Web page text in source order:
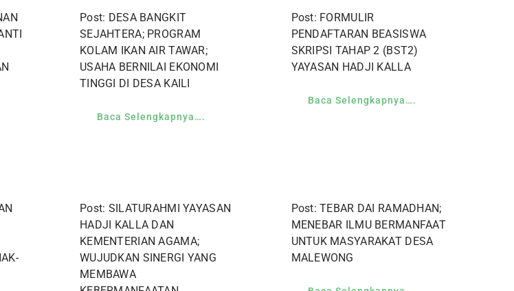
Post: DESA BANGKIT
SEJAHTERA; PROGRAM
KOLAM IKAN AIR TAWAR;
USAHA BERNILAI EKONOMI
TINGGI DI DESA KAILI
Baca Selengkapnya….
Post: FORMULIR
PENDAFTARAN BEASISWA
SKRIPSI TAHAP 2 (BST2)
YAYASAN HADJI KALLA
Baca Selengkapnya….
Post: SILATURAHMI YAYASAN
HADJI KALLA DAN
KEMENTERIAN AGAMA;
WUJUDKAN SINERGI YANG
MEMBAWA
Post: TEBAR DAI RAMADHAN;
MENEBAR ILMU BERMANFAAT
UNTUK MASYARAKAT DESA
MALEWONG